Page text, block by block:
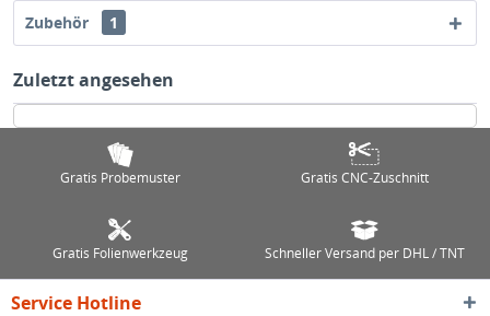
Zubehör 1
Zuletzt angesehen
Gratis Probemuster Gratis CNC-Zuschnitt
Gratis Folienwerkzeug Schneller Versand per DHL / TNT
Service Hotline